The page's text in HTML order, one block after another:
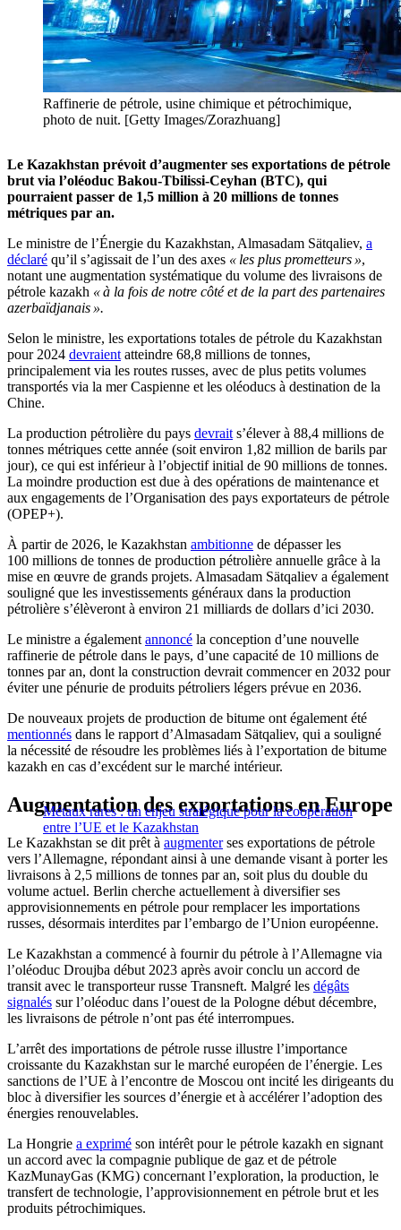
Raffinerie de pétrole, usine chimique et pétrochimique,
photo de nuit. [Getty Images/Zorazhuang]
Le Kazakhstan prévoit d’augmenter ses exportations de pétrole
brut via l’oléoduc Bakou-Tbilissi-Ceyhan (BTC), qui
pourraient passer de 1,5 million à 20 millions de tonnes
métriques par an.
Le ministre de l’Énergie du Kazakhstan, Almasadam Sätqaliev, a
déclaré qu’il s’agissait de l’un des axes « les plus prometteurs »,
notant une augmentation systématique du volume des livraisons de
pétrole kazakh « à la fois de notre côté et de la part des partenaires
azerbaïdjanais ».
Selon le ministre, les exportations totales de pétrole du Kazakhstan
pour 2024 devraient atteindre 68,8 millions de tonnes,
principalement via les routes russes, avec de plus petits volumes
transportés via la mer Caspienne et les oléoducs à destination de la
Chine.
La production pétrolière du pays devrait s’élever à 88,4 millions de
tonnes métriques cette année (soit environ 1,82 million de barils par
jour), ce qui est inférieur à l’objectif initial de 90 millions de tonnes.
La moindre production est due à des opérations de maintenance et
aux engagements de l’Organisation des pays exportateurs de pétrole
(OPEP+).
À partir de 2026, le Kazakhstan ambitionne de dépasser les
100 millions de tonnes de production pétrolière annuelle grâce à la
mise en œuvre de grands projets. Almasadam Sätqaliev a également
souligné que les investissements généraux dans la production
pétrolière s’élèveront à environ 21 milliards de dollars d’ici 2030.
Le ministre a également annoncé la conception d’une nouvelle
raffinerie de pétrole dans le pays, d’une capacité de 10 millions de
tonnes par an, dont la construction devrait commencer en 2032 pour
éviter une pénurie de produits pétroliers légers prévue en 2036.
De nouveaux projets de production de bitume ont également été
mentionnés dans le rapport d’Almasadam Sätqaliev, qui a souligné
la nécessité de résoudre les problèmes liés à l’exportation de bitume
kazakh en cas d’excédent sur le marché intérieur.
Métaux rares : un enjeu stratégique pour la coopération
entre l’UE et le Kazakhstan
Augmentation des exportations en Europe
Le Kazakhstan se dit prêt à augmenterses exportations de pétrole
vers l’Allemagne, répondant ainsi à une demande visant à porter les
livraisons à 2,5 millions de tonnes par an, soit plus du double du
volume actuel. Berlin cherche actuellement à diversifier ses
approvisionnements en pétrole pour remplacer les importations
russes, désormais interdites par l’embargo de l’Union européenne.
Le Kazakhstan a commencé à fournir du pétrole à l’Allemagne via
l’oléoduc Droujba début 2023 après avoir conclu un accord de
transit avec le transporteur russe Transneft. Malgré les dégâts
signalés sur l’oléoduc dans l’ouest de la Pologne début décembre,
les livraisons de pétrole n’ont pas été interrompues.
L’arrêt des importations de pétrole russe illustre l’importance
croissante du Kazakhstan sur le marché européen de l’énergie. Les
sanctions de l’UE à l’encontre de Moscou ont incité les dirigeants du
bloc à diversifier les sources d’énergie et à accélérer l’adoption des
énergies renouvelables.
La Hongrie a exprimé son intérêt pour le pétrole kazakh en signant
un accord avec la compagnie publique de gaz et de pétrole
KazMunayGas (KMG) concernant l’exploration, la production, le
transfert de technologie, l’approvisionnement en pétrole brut et les
produits pétrochimiques.